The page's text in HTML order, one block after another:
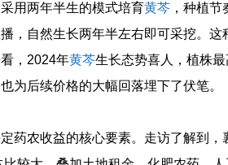
用两年半生的模式培育黄芩 ，种植
，自然生长两年半左右即可采挖。这
，2024年黄芩生长态势喜人，植株
为后续价格的大幅回落埋下了伏笔。
药农收益的核心要素。走访了解到，